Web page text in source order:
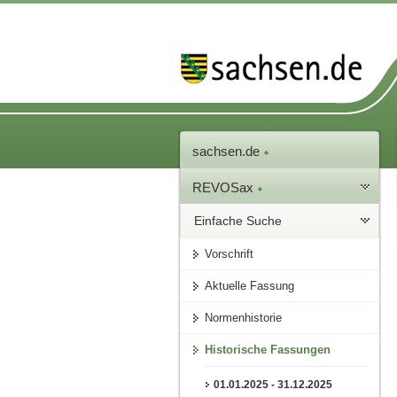
sachsen.de
REVOSax
Einfache Suche
Vorschrift
Aktuelle Fassung
Normenhistorie
Historische Fassungen
01.01.2025 - 31.12.2025